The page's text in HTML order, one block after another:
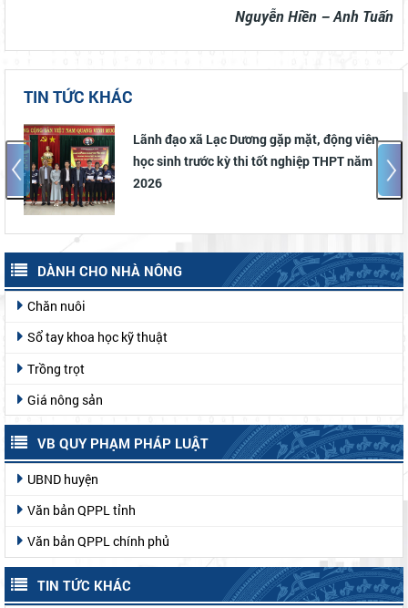
Nguyễn Hiền – Anh Tuấn
TIN TỨC KHÁC
Lạc Dương phát động và triển khai Chiến
dịch “Mùa hè số cùng VNeID” năm 2026
DÀNH CHO NHÀ NÔNG
Chăn nuôi
Sổ tay khoa học kỹ thuật
Trồng trọt
Giá nông sản
VB QUY PHẠM PHÁP LUẬT
UBND huyện
Văn bản QPPL tỉnh
Văn bản QPPL chính phủ
TIN TỨC KHÁC